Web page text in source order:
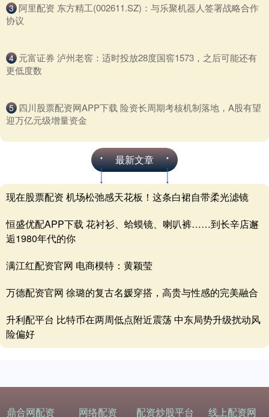
3 ​阿里配资 东方精工(002611.SZ)：与乐聚机器人签署战略合作
协议
4 ​元富证券 泸州老窖：适时投放28度国窖1573，之后可能还有
更低度数
5 ​四川股票配资网APP下载 险资长周期考核机制落地，A股有望
迎万亿元级增量资金
最新文章
现在股票配资 机场松弛感天花板！这条白裙自带柔光滤镜
恒盛优配APP下载 花衬衫、蛤蟆镜、喇叭裤……到长辛店邂
逅1980年代的你
满江红配资官网 电商模特：黄颖莹
万德配资官网 徐璐的复古名媛穿搭，高贵与性感的完美融合
升利配平台 比特币在两周低点附近震荡 中东局势升级扰动风
险偏好
鼎合网配资 网络配资 配资炒股平台 线上配资网